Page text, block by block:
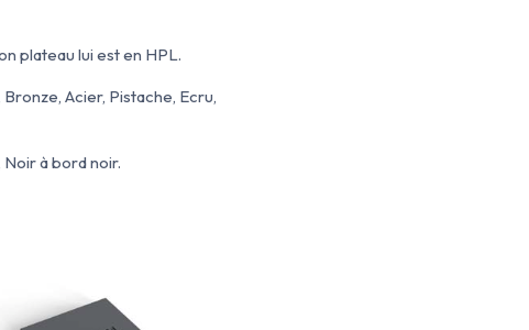
plateau lui est en HPL.
Bronze, Acier, Pistache, Ecru,
à bord noir.